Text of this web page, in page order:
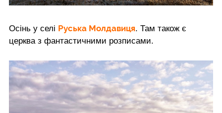
Осінь у селі Руська Молдавиця. Там також є
церква з фантастичними розписами.